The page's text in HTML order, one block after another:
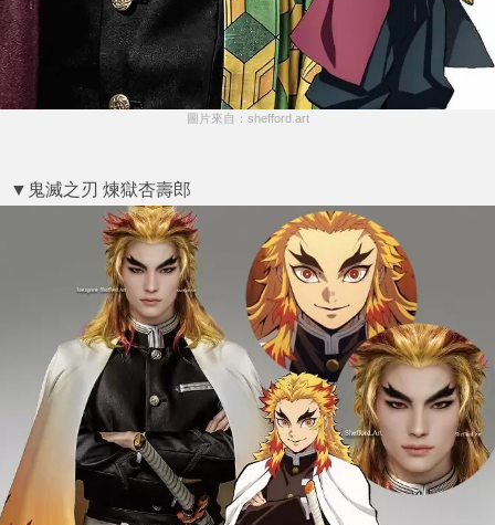
圖片來自：shefford.art
▼鬼滅之刃 煉獄杏壽郎